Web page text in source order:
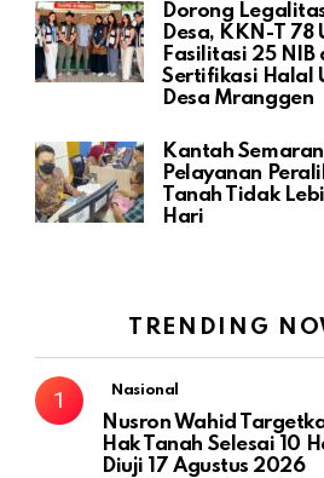
Dorong
Desa, KKN-T 78
Fasilitasi 25 NIB
Sertifikasi Halal
Desa Mranggen
Kantah
Pelayanan
Tanah Tidak
Hari
TRENDING
Nasional
Nusron Wahid
Hak Tanah Selesai 10
Diuji 17 Agustus 2026